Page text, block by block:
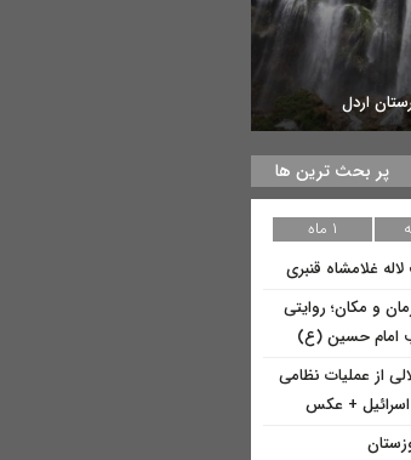
اردل
پر بحث ترین ها
۱ ماه
غلامشاه قنبری
و مکان؛ روایتی
امام حسین (ع)
از عملیات نظامی
اسرائیل + عکس